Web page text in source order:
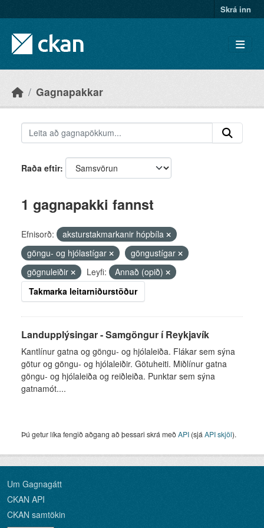
Skrá inn
Gagnapakkar
Raða eftir
1 gagnapakki fannst
Efnisorð:
aksturstakmarkanir hópbíla
göngu- og hjólastígar
göngustígar
gögnuleiðir
Leyfi:
Annað (opið)
Takmarka leitarniðurstöður
Landupplýsingar - Samgöngur í Reykjavík
Kantlínur gatna og göngu- og hjólaleiða. Flákar sem sýna
götur og göngu- og hjólaleiðir. Götuheiti. Miðlínur gatna
göngu- og hjólaleiða og reiðleiða. Punktar sem sýna
gatnamót....
Þú getur líka fengið aðgang að þessari skrá meðAPI (sjá API skjöl).
Um Gagnagátt
CKAN API
CKAN samtökin